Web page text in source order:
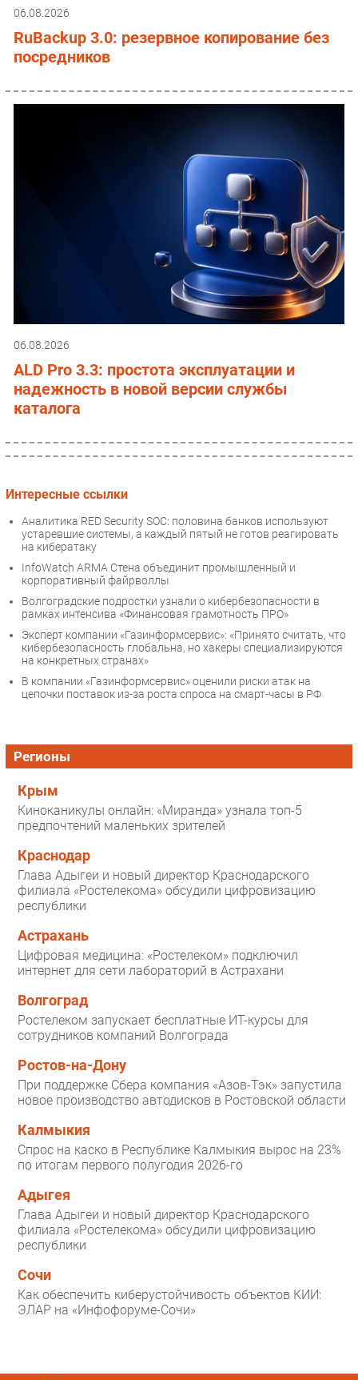
06.08.2026
RuBackup 3.0: резервное копирование без
посредников
06.08.2026
ALD Pro 3.3: простота эксплуатации и
надежность в новой версии службы
каталога
Интересные ссылки
Аналитика RED Security SOC: половина банков используют
устаревшие системы, а каждый пятый не готов реагировать
на кибератаку
InfoWatch ARMA Стена объединит промышленный и
корпоративный файрволлы
Волгоградские подростки узнали о кибербезопасности в
рамках интенсива «Финансовая грамотность ПРО»
Эксперт компании «Газинформсервис»: «Принято считать, что
кибербезопасность глобальна, но хакеры специализируются
на конкретных странах»
В компании «Газинформсервис» оценили риски атак на
цепочки поставок из-за роста спроса на смарт-часы в РФ
Регионы
Крым
Киноканикулы онлайн: «Миранда» узнала топ-5
предпочтений маленьких зрителей
Краснодар
Глава Адыгеи и новый директор Краснодарского
филиала «Ростелекома» обсудили цифровизацию
республики
Астрахань
Цифровая медицина: «Ростелеком» подключил
интернет для сети лабораторий в Астрахани
Волгоград
Ростелеком запускает бесплатные ИТ-курсы для
сотрудников компаний Волгограда
Ростов-на-Дону
При поддержке Сбера компания «Азов-Тэк» запустила
новое производство автодисков в Ростовской области
Калмыкия
Спрос на каско в Республике Калмыкия вырос на 23%
по итогам первого полугодия 2026-го
Адыгея
Глава Адыгеи и новый директор Краснодарского
филиала «Ростелекома» обсудили цифровизацию
республики
Сочи
Как обеспечить киберустойчивость объектов КИИ:
ЭЛАР на «Инфофоруме-Сочи»